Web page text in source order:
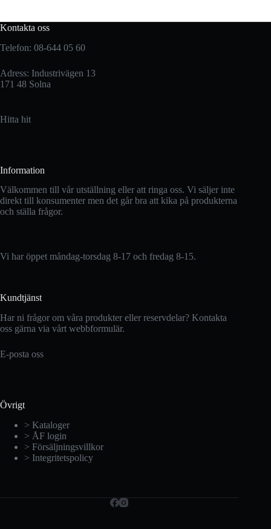
Kontakta oss
Telefon: 08-644 05 60
Adress: Industrivägen 13
171 48 Solna
Hitta hit
Information
Välkommen till vår utställning eller att ringa oss. Vi säljer inte
direkt till konsumenter men det går bra att kika på produkterna
och ställa frågor.
Vi har öppet måndag-torsdag 8-17 och fredag 8-15.
Kundtjänst
Har ni frågor om våra produkter eller reservdelar? Kontakta
oss gärna via vårt webbformulär.
E-posta oss
Övrigt
> Kataloger
> ÅF login
> Försäljningsvillkor
> Integritetspolicy